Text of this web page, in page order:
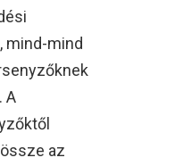
mind-mind
A
az